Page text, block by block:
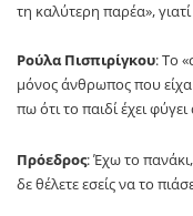
τη καλύτερη παρέα»,
Ρούλα Πισπιρίγκου: Το
μόνος άνθρωπος που
πω ότι το παιδί έχει
Πρόεδρος: Έχω το
δε θέλετε εσείς να το